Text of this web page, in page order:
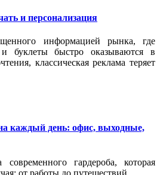
и персонализация
информацией рынка, где
и буклеты быстро оказываются в
классическая реклама теряет
каждый день: офис, выходные,
гардероба, которая
от работы до путешествий